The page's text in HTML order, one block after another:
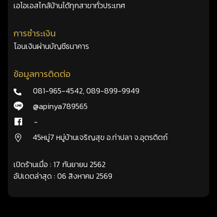
เอไอเอสไกล้บ้านได้ทุกสาขาทั่วประเทศ
การชำระเงิน
โอนเงินผ่านบัญชีธนาคาร
ข้อมูลการติดต่อ
081-965-4542,089-899-9949
@apinya789565
-
45หมู่7 หมู่บ้านเจริญสุข อ.ท่าปลา จ.อุตรดิตถ์
เปิดร้านเมื่อ : 17 กันยายน 2562
อัปเดตล่าสุด : 06 สิงหาคม 2569